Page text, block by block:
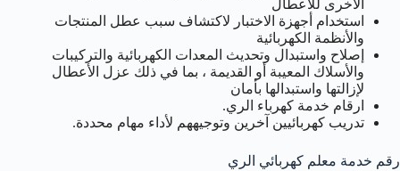
الأخرى للأعطال
استخدام أجهزة الاختبار لاكتشاف سبب عطل المنتجات
والأنظمة الكهربائية
إصلاح واستبدال وتحديث المعدات الكهربائية والتركيبات
والأسلاك المعيبة أو القديمة ، بما في ذلك عزل الأعطال
لإزالتها واستبدالها بأمان
ارقام خدمة كهرباء الري.
تدريب كهربائيين آخرين وتوجيههم لأداء مهام محددة.
رقم خدمة معلم كهربائي الري